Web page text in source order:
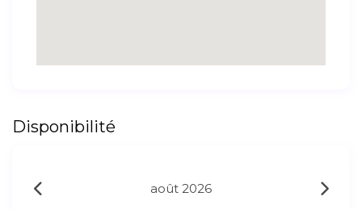
Disponibilité
août 2026